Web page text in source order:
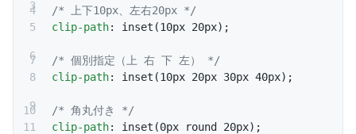
/* 上下10px、左右20px */
clip-path: inset(10px 20px);
/* 個別指定（上 右 下 左） */
clip-path: inset(10px 20px 30px 40px);
/* 角丸付き */
clip-path: inset(0px round 20px);